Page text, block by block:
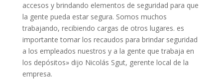
accesos y brindando elementos de seguridad para que
la gente pueda estar segura. Somos muchos
trabajando, recibiendo cargas de otros lugares. es
importante tomar los recaudos para brindar seguridad
a los empleados nuestros y a la gente que trabaja en
los depósitos» dijo Nicolás Sgut, gerente local de la
empresa.